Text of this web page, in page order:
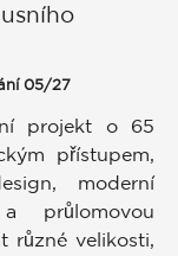
05/27
projekt o 65
přístupem,
moderní
průlomovou
různé velikosti,